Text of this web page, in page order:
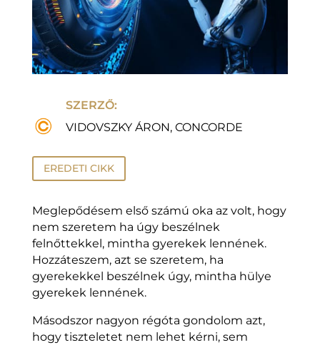
SZERZŐ:
VIDOVSZKY ÁRON, CONCORDE
EREDETI CIKK
Meglepődésem első számú oka az volt, hogy
nem szeretem ha úgy beszélnek
felnőttekkel, mintha gyerekek lennének.
Hozzáteszem, azt se szeretem, ha
gyerekekkel beszélnek úgy, mintha hülye
gyerekek lennének.
Másodszor nagyon régóta gondolom azt,
hogy tiszteletet nem lehet kérni, sem